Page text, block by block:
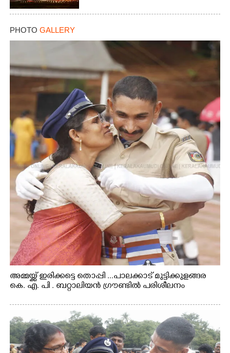
PHOTO GALLERY
അമ്മയ്ക്ക് ഇരിക്കട്ടെ തൊപ്പി ...പാലക്കാട് മുട്ടിക്കുളങ്ങര
കെ. എ. പി . ബറ്റാലിയൻ ഗ്രൗണ്ടിൽ പരിശീലനം